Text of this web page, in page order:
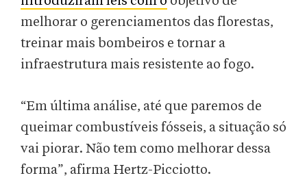
melhorar o gerenciamentos das florestas,
treinar mais bombeiros e tornar a
infraestrutura mais resistente ao fogo.
“Em última análise, até que paremos de
queimar combustíveis fósseis, a situação só
vai piorar. Não tem como melhorar dessa
forma”, afirma Hertz-Picciotto.